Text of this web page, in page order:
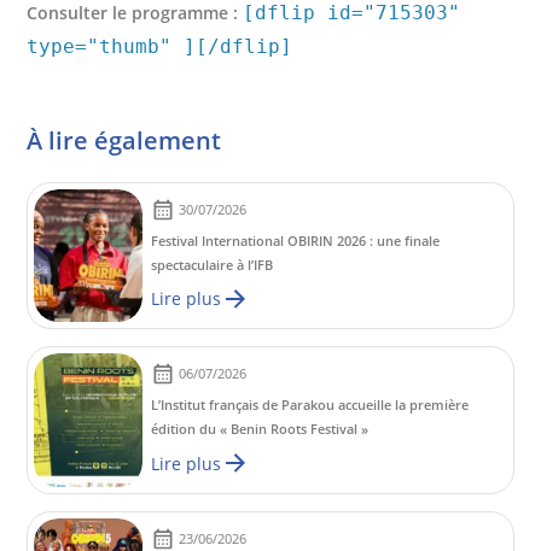
Consulter le programme : [dflip id="715303"
type="thumb" ][/dflip]
À lire également
30/07/2026
Festival International OBIRIN 2026 : une finale
spectaculaire à l’IFB
Lire plus
06/07/2026
L’Institut français de Parakou accueille la première
édition du « Benin Roots Festival »
Lire plus
23/06/2026